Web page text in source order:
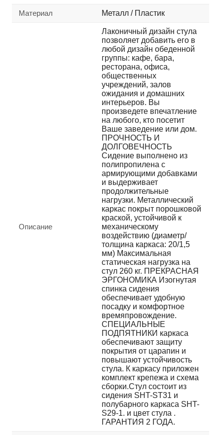
Материал Металл / Пластик
Описание
Лаконичный дизайн стула
позволяет добавить его в
любой дизайн обеденной
группы: кафе, бара,
ресторана, офиса,
общественных
учреждений, залов
ожидания и домашних
интерьеров. Вы
произведете впечатление
на любого, кто посетит
Ваше заведение или дом.
ПРОЧНОСТЬ И
ДОЛГОВЕЧНОСТЬ
Сидение выполнено из
полипропилена с
армирующими добавками
и выдерживает
продолжительные
нагрузки. Металлический
каркас покрыт порошковой
краской, устойчивой к
механическому
воздействию (диаметр/
толщина каркаса: 20/1,5
мм) Максимальная
статическая нагрузка на
стул 260 кг. ПРЕКРАСНАЯ
ЭРГОНОМИКА Изогнутая
спинка сидения
обеспечивает удобную
посадку и комфортное
времяпровождение.
СПЕЦИАЛЬНЫЕ
ПОДПЯТНИКИ каркаса
обеспечивают защиту
покрытия от царапин и
повышают устойчивость
стула. К каркасу приложен
комплект крепежа и схема
сборки.Стул состоит из
сидения SHT-ST31 и
полубарного каркаса SHT-
S29-1. и цвет стула .
ГАРАНТИЯ 2 ГОДА.